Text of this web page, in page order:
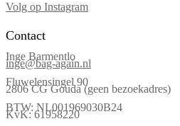
Volg op Instagram
Contact
Inge Barmentlo
inge@bag-again.nl
Fluwelensingel 90
2806 CG Gouda (geen bezoekadres)
BTW: NL001969030B24
KvK: 61958220